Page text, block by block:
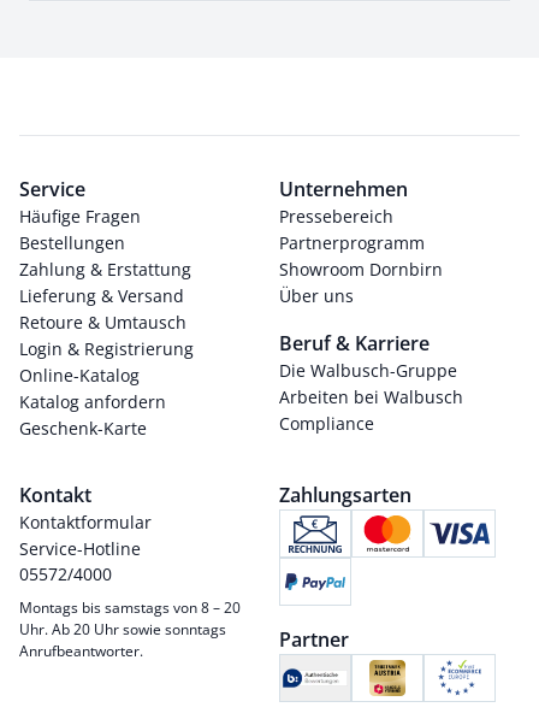
Service
Häufige Fragen
Bestellungen
Zahlung & Erstattung
Lieferung & Versand
Retoure & Umtausch
Login & Registrierung
Online-Katalog
Katalog anfordern
Geschenk-Karte
Unternehmen
Pressebereich
Partnerprogramm
Showroom Dornbirn
Über uns
Beruf & Karriere
Die Walbusch-Gruppe
Arbeiten bei Walbusch
Compliance
Kontakt
Kontaktformular
Service-Hotline
05572/4000
Montags bis samstags von 8 – 20
Uhr. Ab 20 Uhr sowie sonntags
Anrufbeantworter.
Zahlungsarten
Partner